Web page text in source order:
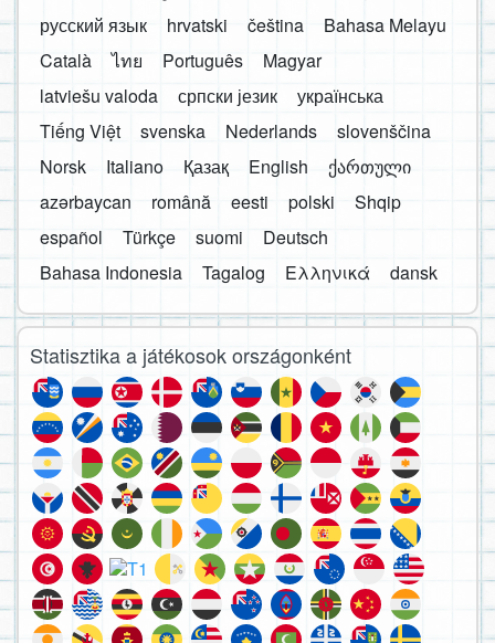
русский язык
hrvatski čeština
Bahasa Melayu
Català
ไทย Português
Magyar
latviešu valoda
српски језик
українська
Tiếng Việt
svenska Nederlands
slovenščina
Norsk
Italiano Қазақ English
ქართული
azərbaycan
română eesti polski
Shqip
español
Türkçe suomi
Deutsch
Bahasa Indonesia
Tagalog Ελληνικά dansk
Statisztika a játékosok országonként